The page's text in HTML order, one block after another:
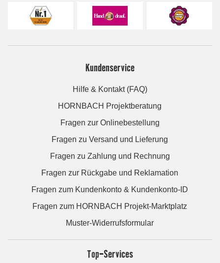
Kundenservice
Hilfe & Kontakt (FAQ)
HORNBACH Projektberatung
Fragen zur Onlinebestellung
Fragen zu Versand und Lieferung
Fragen zu Zahlung und Rechnung
Fragen zur Rückgabe und Reklamation
Fragen zum Kundenkonto & Kundenkonto-ID
Fragen zum HORNBACH Projekt-Marktplatz
Muster-Widerrufsformular
Top-Services